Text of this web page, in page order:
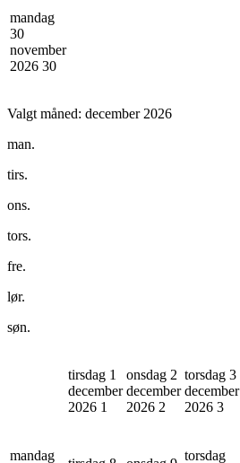
mandag
30
november
2026 30
Valgt måned: december 2026
man.
tirs.
ons.
tors.
fre.
lør.
søn.
tirsdag 1
december
2026 1
onsdag 2
december
2026 2
torsdag 3
december
2026 3
mandag torsdag